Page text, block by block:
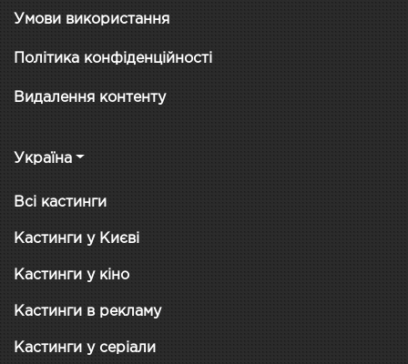
Умови використання
Політика конфіденційності
Видалення контенту
Україна
Всі кастинги
Кастинги у Києві
Кастинги у кіно
Кастинги в рекламу
Кастинги у серіали